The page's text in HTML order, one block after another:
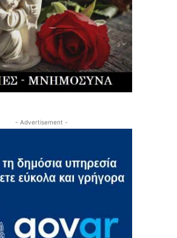
- Advertisement -